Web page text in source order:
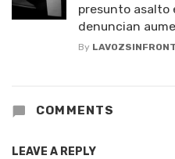
presunto asalto
denuncian
By
COMMENTS
LEAVE A REPLY